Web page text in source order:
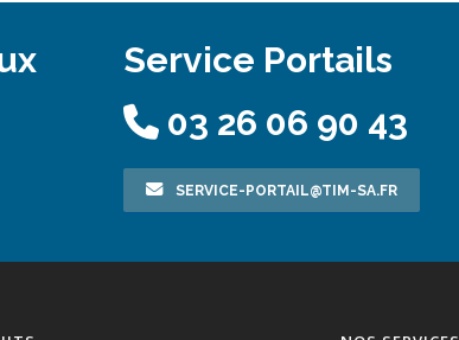
Service Portails
03 26 06 90 43
SERVICE-PORTAIL@TIM-SA.FR